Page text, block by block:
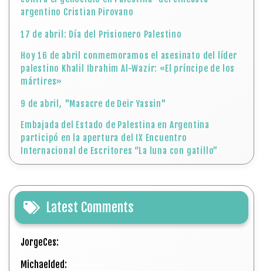
argentino Cristian Pirovano
17 de abril: Día del Prisionero Palestino
Hoy 16 de abril conmemoramos el asesinato del líder
palestino Khalil Ibrahim Al-Wazir: «El príncipe de los
mártires»
9 de abril, "Masacre de Deir Yassin"
Embajada del Estado de Palestina en Argentina
participó en la apertura del IX Encuentro
Internacional de Escritores “La luna con gatillo”
Latest Comments
JorgeCes:
Michaelded: